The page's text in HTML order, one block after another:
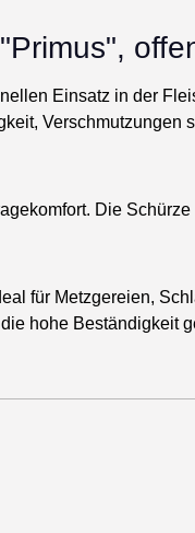
Einsatz in der
Die
für Metzgereien,
hohe